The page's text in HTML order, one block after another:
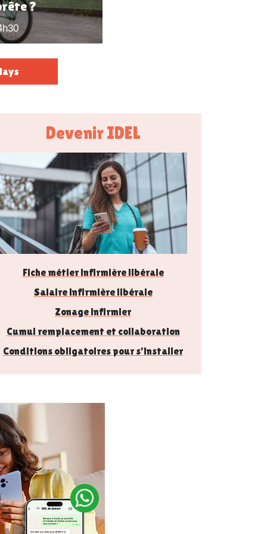
?
Devenir IDEL
Fiche métier infirmière libérale
Salaire infirmière libérale
Zonage infirmier
Cumul remplacement et collaboration
Conditions obligatoires pour s'installer